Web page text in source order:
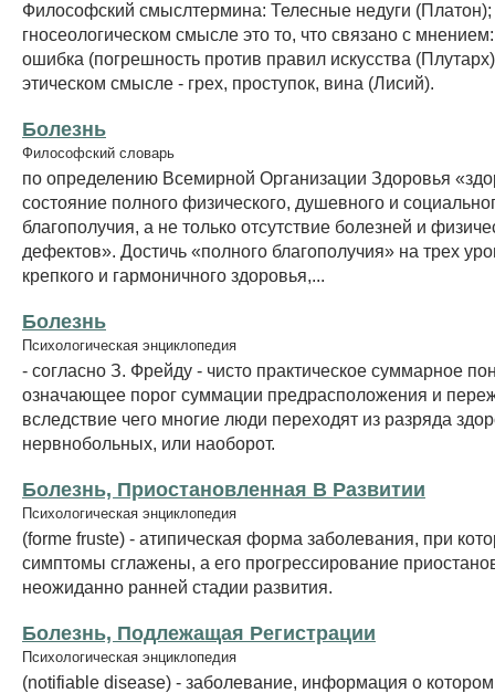
Философский смыслтермина: Телесные недуги (Платон);
гносеологическом смысле это то, что связано с
ошибка (погрешность против правил искусства
этическом смысле - грех, проступок, вина (Лисий).
Болезнь
Философский словарь
по определению Всемирной Организации Здоровья
состояние полного физического, душевного и
благополучия, а не только отсутствие болезней и
дефектов». Достичь «полного благополучия» на трех
крепкого и гармоничного здоровья,...
Болезнь
Психологическая энциклопедия
- согласно З. Фрейду - чисто практическое суммарное
означающее порог суммации предрасположения и
вследствие чего многие люди переходят из разряда
нервнобольных, или наоборот.
Болезнь, Приостановленная В Развитии
Психологическая энциклопедия
(forme fruste) - атипическая форма заболевания, при
симптомы сглажены, а его прогрессирование
неожиданно ранней стадии развития.
Болезнь, Подлежащая Регистрации
Психологическая энциклопедия
(notifiable disease) - заболевание, информация о